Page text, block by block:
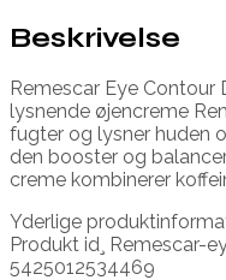
Beskrivelse
Remescar Eye Contour
lysnende øjencreme
fugter og lysner huden
den booster og
creme kombinerer
Yderlige
Produkt id¸ Remescar-
5425012534469